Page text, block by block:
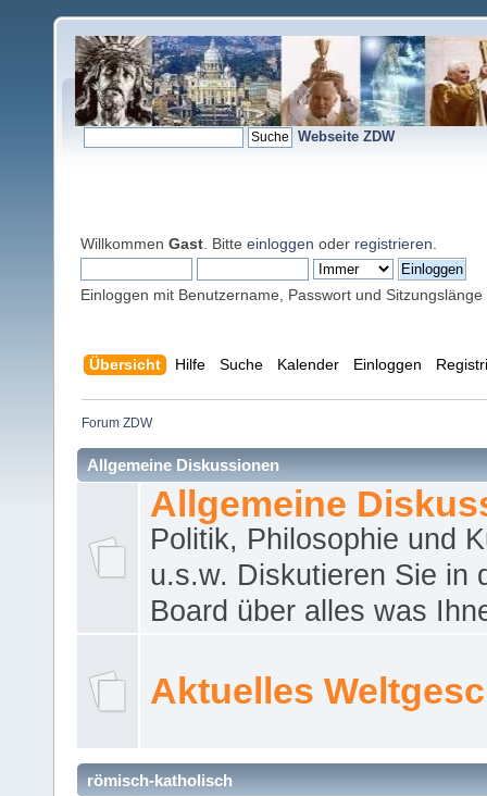
Webseite ZDW
Willkommen Gast . Bitte einloggen oder registrieren
Einloggen mit Benutzername, Passwort und Sitzungslänge
Übersicht Hilfe Suche Kalender Einloggen
Forum ZDW
Allgemeine Diskussionen
Allgemeine
Politik, Philosophie und
u.s.w. Diskutieren Sie in
Board über alles was
Aktuelles
römisch-katholisch